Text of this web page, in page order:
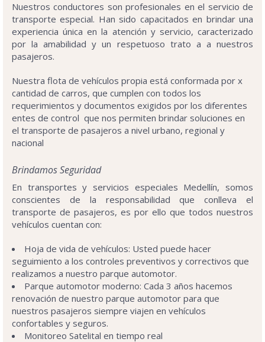
Nuestros conductores son profesionales en el servicio de
transporte especial. Han sido capacitados en brindar una
experiencia única en la atención y servicio, caracterizado
por la amabilidad y un respetuoso trato a a nuestros
pasajeros.
Nuestra flota de vehículos propia está conformada por x
cantidad de carros, que cumplen con todos los
requerimientos y documentos exigidos por los diferentes
entes de control que nos permiten brindar soluciones en
el transporte de pasajeros a nivel urbano, regional y
nacional
Brindamos Seguridad
En transportes y servicios especiales Medellín, somos
conscientes de la responsabilidad que conlleva el
transporte de pasajeros, es por ello que todos nuestros
vehículos cuentan con:
Hoja de vida de vehículos: Usted puede hacer
seguimiento a los controles preventivos y correctivos que
realizamos a nuestro parque automotor.
Parque automotor moderno: Cada 3 años hacemos
renovación de nuestro parque automotor para que
nuestros pasajeros siempre viajen en vehículos
confortables y seguros.
Monitoreo Satelital en tiempo real